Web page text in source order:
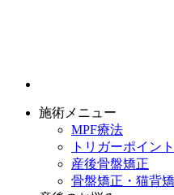
施術メニュー
MPF療法
トリガーポイン
産後骨盤矯正
骨盤矯正・猫背